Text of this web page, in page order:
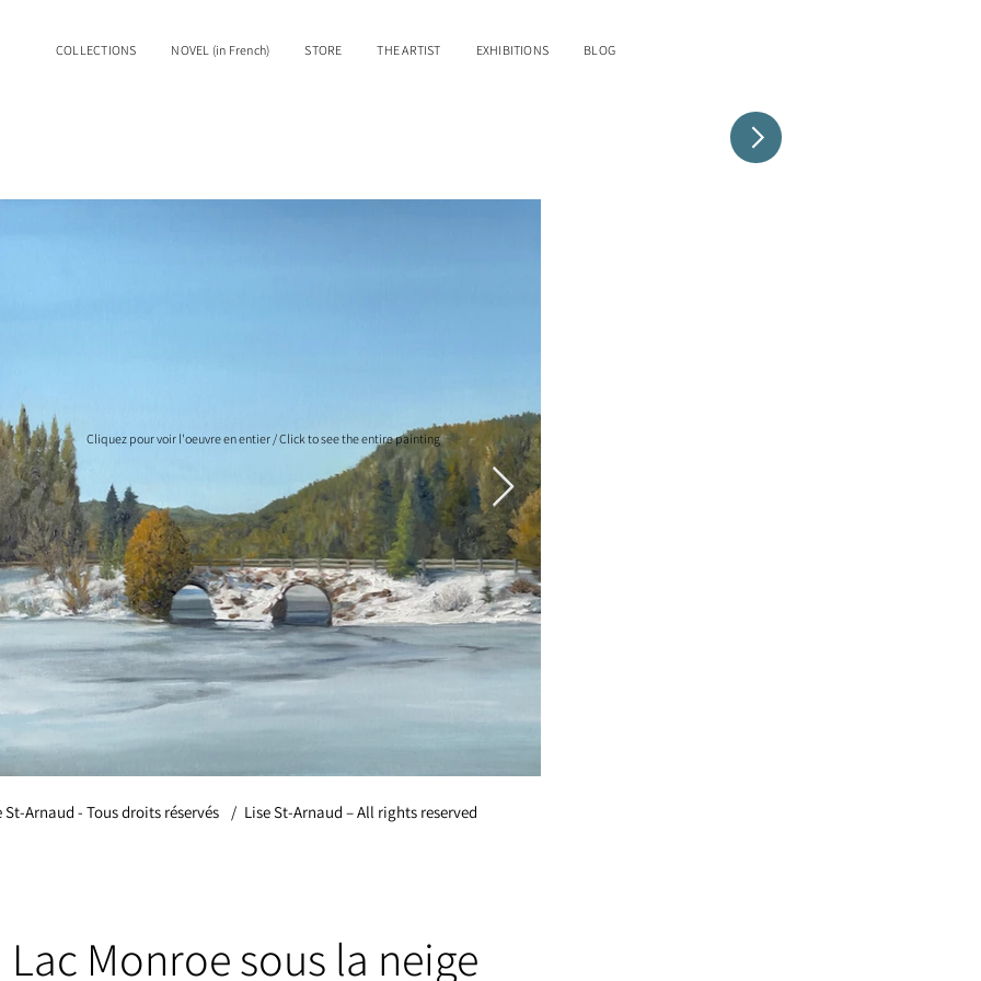
COLLECTIONS NOVEL (in French) STORE THE ARTIST EXHIBITIONS BLOG
Cliquez pour voir l'oeuvre en entier / Click to see the entire painting
St-Arnaud - Tous droits réservés Lise St-Arnaud – All rights reserved
/
Lac Monroe sous la neige